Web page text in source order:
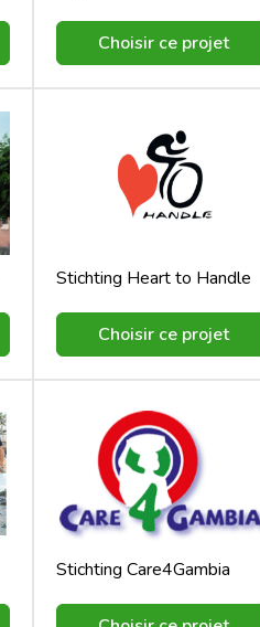
Choisir ce projet
Stichting Heart to Handle
Choisir ce projet
Stichting Care4Gambia